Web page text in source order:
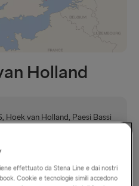
Holland
Hoek van Holland, Paesi Bassi
si trova sulla costa
distanza in auto da Rotterdam
(85 km).
effettuato da Stena Line e dai nostri
Cookie e tecnologie simili accedono